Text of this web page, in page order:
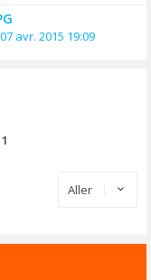
07 avr. 2015 19:09
1
Aller